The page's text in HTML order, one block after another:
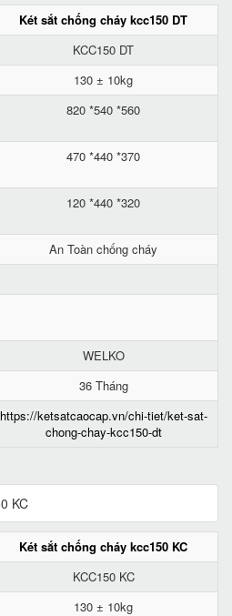
Két sắt chống cháy kcc150 DT
KCC150 DT
130 ± 10kg
820 *540 *560
470 *440 *370
120 *440 *320
An Toàn chống cháy
WELKO
36 Tháng
https://ketsatcaocap.vn/chi-tiet/ket-sat-
chong-chay-kcc150-dt
Két sắt chống cháy kcc150 KC
KCC150 KC
130 ± 10kg